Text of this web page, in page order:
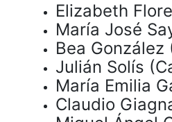
Elizabeth
María José
Bea González
Julián Solís
María Emilia
Claudio